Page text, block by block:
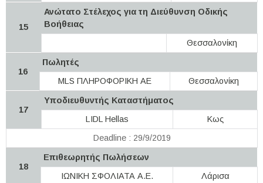
15
Ανώτατο Στέλεχος για τη Διεύθυνση Οδικής
Βοήθειας
Θεσσαλονίκη
16
Πωλητές
MLS ΠΛΗΡΟΦΟΡΙΚΗ ΑΕ
Θεσσαλονίκη
17
Υποδιευθυντής Καταστήματος
LIDL Hellas
Κως
Deadline : 29/9/2019
18
Επιθεωρητής Πωλήσεων
ΙΩΝΙΚΗ ΣΦΟΛΙΑΤΑ Α.Ε.
Λάρισα